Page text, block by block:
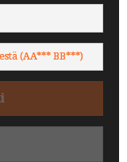
(AA*** BB***)